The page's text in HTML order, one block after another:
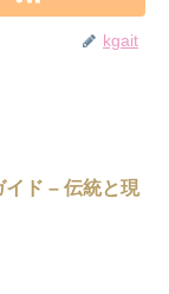
kgait
ド – 伝統と現